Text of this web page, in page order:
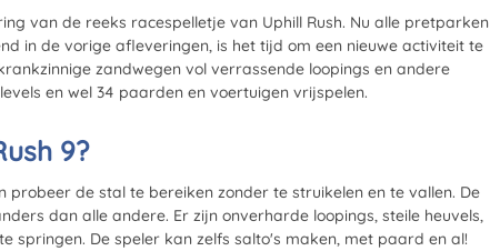
van de reeks racespelletje van Uphill Rush. Nu alle pretparken
in de vorige afleveringen, is het tijd om een nieuwe activiteit te
zandwegen vol verrassende loopings en andere
en wel 34 paarden en voertuigen vrijspelen.
9?
probeer de stal te bereiken zonder te struikelen en te vallen. De
dan alle andere. Er zijn onverharde loopings, steile heuvels,
springen. De speler kan zelfs salto's maken, met paard en al!